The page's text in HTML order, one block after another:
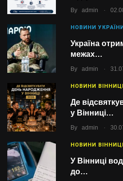
By admin .
НОВИНИ
Україна
межах…
By admin .
НОВИНИ ВІННИЦІ
Де
у Вінниці…
By admin .
НОВИНИ ВІННИЦІ
У Вінниці
до…